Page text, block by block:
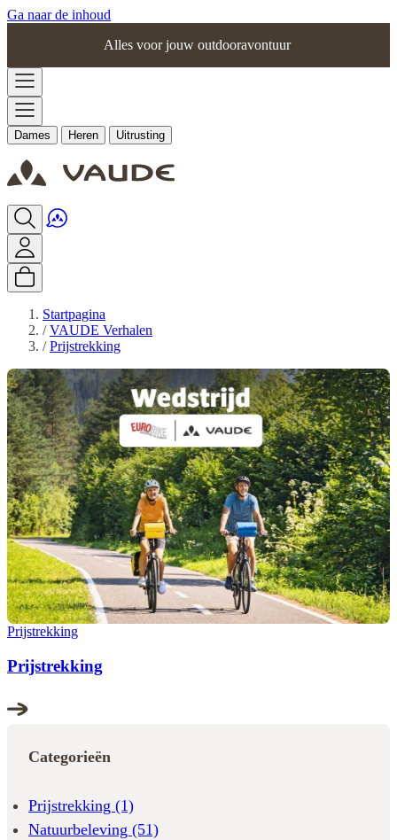
Ga naar de inhoud
Alles voor jouw outdooravontuur
Dames Heren Uitrusting
Startpagina
/ VAUDE Verhalen
/ Prijstrekking
Prijstrekking
Prijstrekking
Categorieën
Prijstrekking (1)
Natuurbeleving (51)